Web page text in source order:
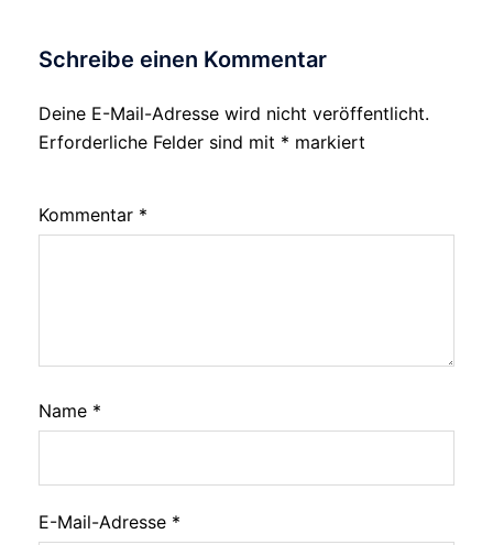
Schreibe einen Kommentar
Deine E-Mail-Adresse wird nicht veröffentlicht.
Erforderliche Felder sind mit * markiert
Kommentar *
Name *
E-Mail-Adresse *